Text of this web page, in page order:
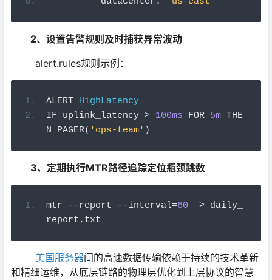
2、设置告警规则及时捕获异常波动
alert.rules规则示例：
ALERT HighLatency
IF uplink_latency > 100ms FOR 5m THE
N PAGER( 'ops-team' )
3、定期执行MTR路径追踪定位瓶颈跳数
mtr --report --interval=60 > daily_
report . txt
美国服务器间的高速数据传输依赖于持续的技术革新
和精细运维，从底层链路的物理层优化到上层协议的智慧